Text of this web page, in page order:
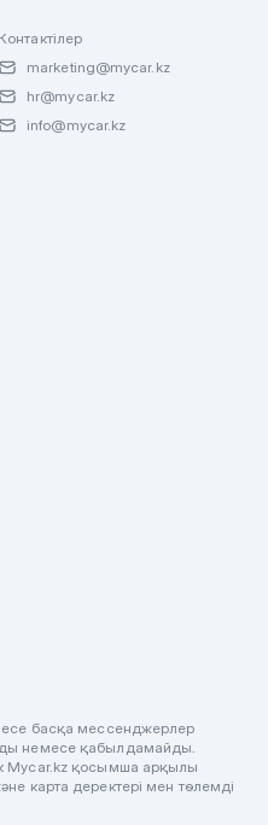
Контактілер
marketing@mycar.kz
hr@mycar.kz
info@mycar.kz
басқа мессенджерлер
немесе қабылдамайды.
Mycar.kz қосымша арқылы
карта деректері мен төлемді